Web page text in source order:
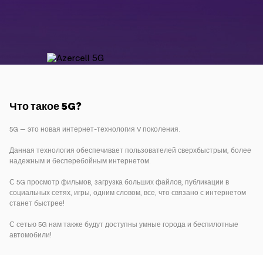
Что такое 5G?
5G — это новая интернет-технология V поколения.
Данная технология обеспечивает пользователей сверхбыстрым, более
надежным и бесперебойным интернетом.
С 5G просмотр фильмов, загрузка больших файлов, публикации в
социальных сетях, игры, одним словом, все, что связано с интернетом
станет быстрее!
С сетью 5G нам также будут доступны умные города и беспилотные
автомобили!